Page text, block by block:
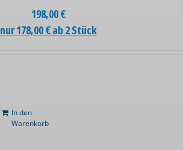
198,00€
nur 178,00 € ab 2 Stück
In den
Warenkorb